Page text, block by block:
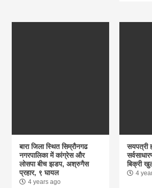
बारा जिला स्थित सिम्रौनगढ
नगरपालिका में कांग्रेस और
लोसपा बीच झडप, अश्रुगैस
प्रहार, ९ घायल
4 years ago
सयपत्री
बिक्री
4